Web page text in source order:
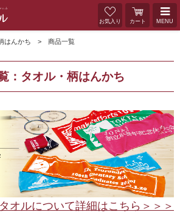
お気入り カート MENU
はんかち 商品一覧
：タオル・柄はんかち
タオルについて詳細はこちら＞＞＞